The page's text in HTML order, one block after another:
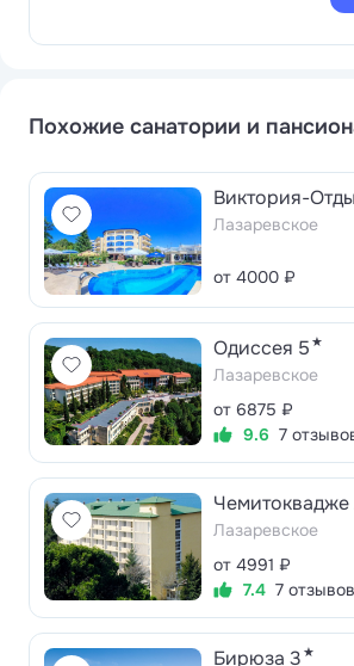
Похожие санатории и
Виктория-
Лазаревское
от 4000 ₽
Одиссея 5 ★
Лазаревское
от 6875 ₽
9.6 7
Чемитоквадже
Лазаревское
от 4991 ₽
7.4 7 отзывов
Бирюза 3 ★